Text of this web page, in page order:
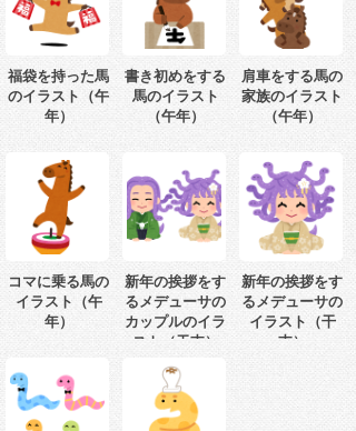
福袋を持った馬
のイラスト（午
年）
書き初めをする
馬のイラスト
（午年）
肩車をする馬の
家族のイラスト
（午年）
コマに乗る馬の
イラスト（午
年）
新年の挨拶をす
るメデューサの
カップルのイラ
スト（干支）
新年の挨拶をす
るメデューサの
イラスト（干
支）